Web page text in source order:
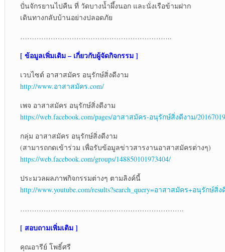
ปั่นจักรยานไปคืน ที่ วัดบางน้ำผึ้งนอก และนั่งเรือข้ามฝาก
เดินทางกลับบ้านอย่างปลอดภัย
………………………………………………………..
[ ข้อมูลเพิ่มเติม – เกี่ยวกับผู้จัดกิจกรรม ]
เวบไซต์ อาสาสมัคร อนุรักษ์สิ่งดีงาม
http://www.อาสาสมัคร.com/
เพจ อาสาสมัคร อนุรักษ์สิ่งดีงาม
https://web.facebook.com/pages/อาสาสมัคร-อนุรักษ์สิ่งดีงาม/
กลุ่ม อาสาสมัคร อนุรักษ์สิ่งดีงาม
(สามารถกดเข้าร่วม เพื่อรับข้อมูลข่าวสารงานอาสาสมัครต่างๆ)
https://web.facebook.com/groups/148850101973404/
ประมวลผลภาพกิจกรรมต่างๆ ตามลิงค์นี้
http://www.youtube.com/results?search_query=อาสาสมัคร+อนุรักษ์สิ่
…………………………………………………………….
[ สอบถามเพิ่มเติม ]
คุณอารีย์ โพธิ์ศรี